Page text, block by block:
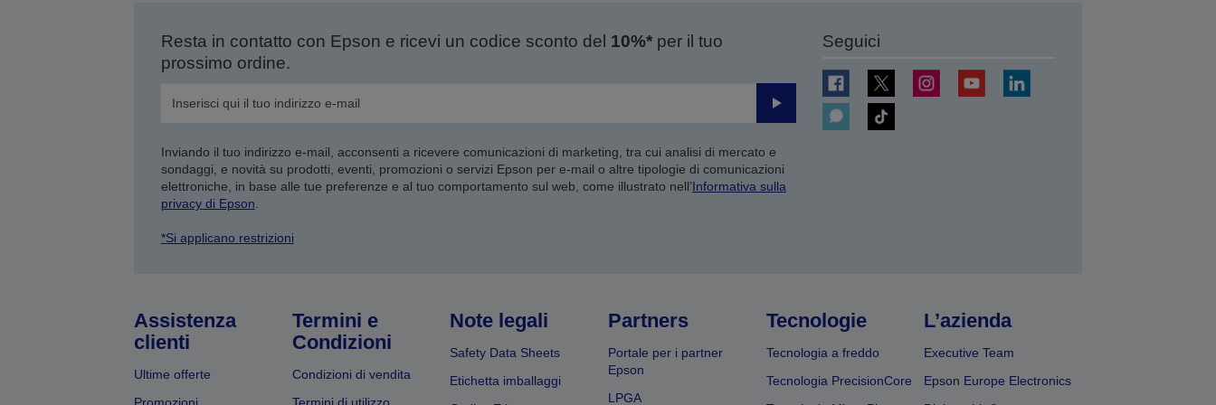
Resta in contatto con Epson e ricevi un codice sconto del 10%*per il tuo
prossimo ordine.
Invia
Inviando il tuo indirizzo e-mail, acconsenti a ricevere comunicazioni di marketing, tra cui analisi di mercato e
sondaggi, e novità su prodotti, eventi, promozioni o servizi Epson per e-mail o altre tipologie di comunicazioni
elettroniche, in base alle tue preferenze e al tuo comportamento sul web, come illustrato nell’Informativa sulla
privacy di Epson
*Si applicano restrizioni
Seguici
Assistenza
clienti
Ultime offerte
Termini e
Condizioni
Condizioni di vendita
Note legali
Safety Data Sheets
Etichetta imballaggi
Partners
Portale per i partner
Epson
LPGA
Tecnologie
Tecnologia a freddo
Tecnologia PrecisionCore
L’azienda
Executive Team
Epson Europe Electronics